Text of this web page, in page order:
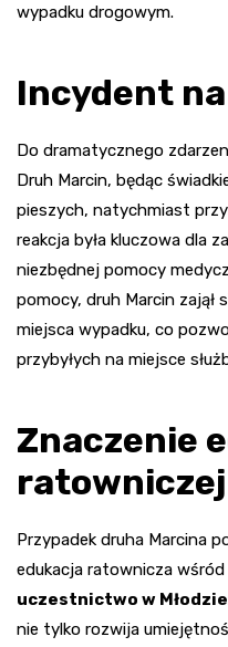
wypadku drogowym.
Incydent
Do dramatycznego
Druh Marcin, będąc
pieszych, natychmiast
reakcja była kluczowa dla
niezbędnej pomocy
pomocy, druh Marcin zajął
miejsca wypadku, co
przybyłych na miejsce
Znaczenie
ratowniczej
Przypadek druha Marcina
edukacja ratownicza wśród
uczestnictwo w
nie tylko rozwija